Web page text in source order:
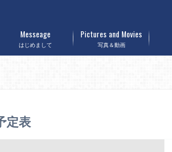
はじめまして
Messeage
写真＆動画
Pictures and Movies
定表